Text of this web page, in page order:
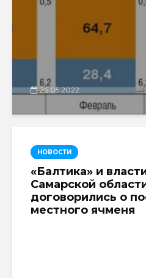
26.05.2022
НОВОСТИ
«Балтика» и
Самарской
договорились о
местного ячменя